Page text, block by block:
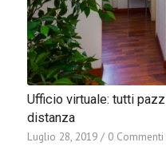
Ufficio virtuale: tutti
distanza
Luglio 28, 2019 / 0 Commenti